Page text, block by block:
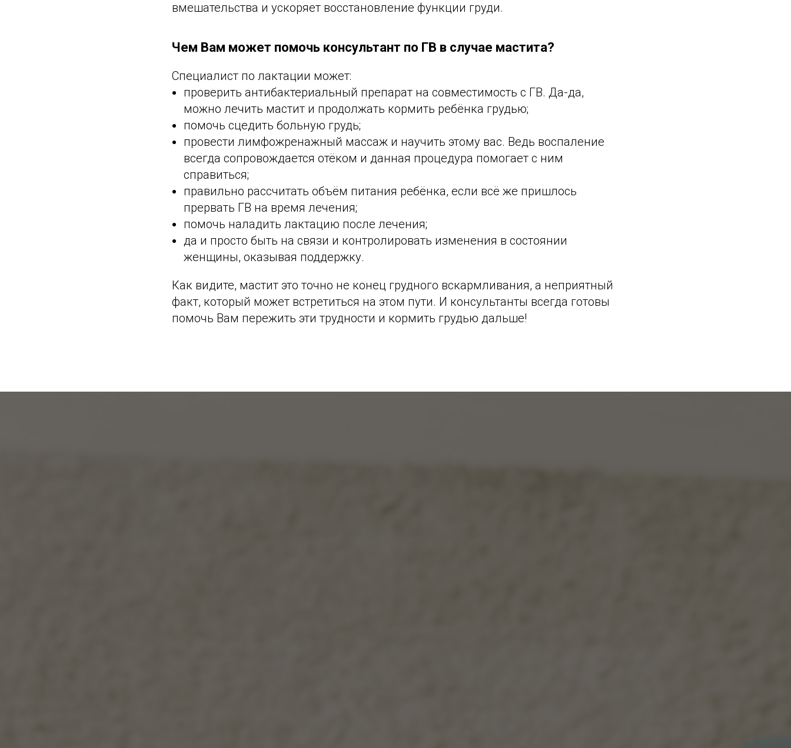
вмешательства и ускоряет восстановление функции груди.
Чем Вам может помочь консультант по ГВ в случае мастита?
Специалист по лактации может:
проверить антибактериальный препарат на совместимость с ГВ. Да-да,
можно лечить мастит и продолжать кормить ребёнка грудью;
помочь сцедить больную грудь;
провести лимфожренажный массаж и научить этому вас. Ведь воспаление
всегда сопровождается отёком и данная процедура помогает с ним
справиться;
правильно рассчитать объём питания ребёнка, если всё же пришлось
прервать ГВ на время лечения;
помочь наладить лактацию после лечения;
да и просто быть на связи и контролировать изменения в состоянии
женщины, оказывая поддержку.
Как видите, мастит это точно не конец грудного вскармливания, а неприятный
факт, который может встретиться на этом пути. И консультанты всегда готовы
помочь Вам пережить эти трудности и кормить грудью дальше!